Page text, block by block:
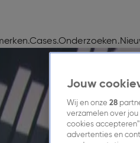
Cases.Onderzoeken.
inzichten
scherp beeld van
we zien wat werkt en
Jouw
Wij en onze 28
verzamelen over jou
cookies
advertenties en